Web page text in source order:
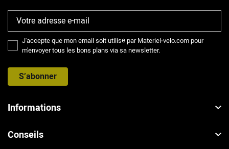
J'accepte que mon email soit utilisé par Materiel-velo.com pour
m'envoyer tous les bons plans via sa newsletter.
S’abonner
Informations
Conseils